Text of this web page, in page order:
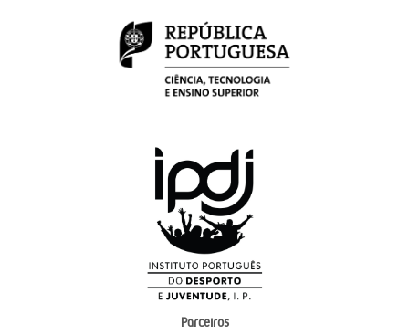
Parceiros